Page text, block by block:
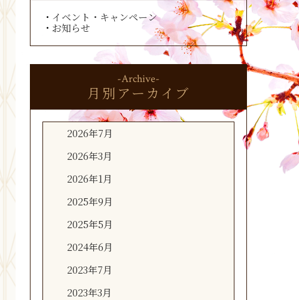
イベント・キャンペーン
お知らせ
-Archive-
月別アーカイブ
2026年7月
2026年3月
2026年1月
2025年9月
2025年5月
2024年6月
2023年7月
2023年3月